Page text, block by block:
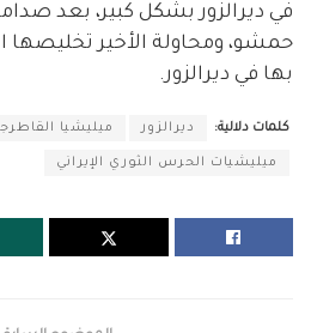
في ديرالزور بشكل كبير، بعد
حمشو، ومحاولة الأخير تخليصها
بها في ديرالزور.
كلمات دلالية: ديرالزور ميليشيا
ميليشيات الحرس الثوري الإيراني